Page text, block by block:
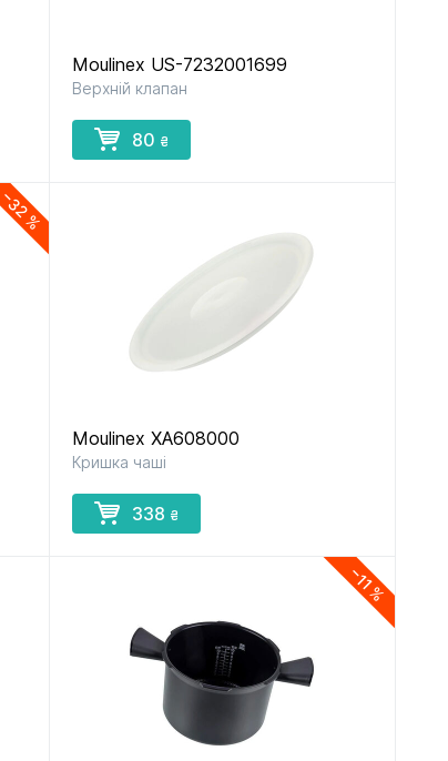
Moulinex US-7232001699
Верхній клапан
80 ₴
%
Moulinex XA608000
Кришка чаші
338 ₴
−11 %